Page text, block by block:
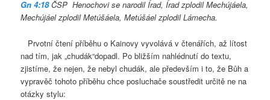
Gn 4:18ČSP Henochovi se narodil Írad, Írad zplodil Mechújáela,
Mechújáel zplodil Metúšáela, Metúšáel zplodil Lámecha.
Prvotní čtení příběhu o Kainovy vyvolává v čtenářích, až lítost
nad tím, jak „chudák“dopadl. Po bližším nahlédnutí do textu,
zjistíme, že nejen, že nebyl chudák, ale především i to, že Bůh a
vypravěč tohoto příběhu chce posluchače soustředit určitě ne na
otázky stylu: